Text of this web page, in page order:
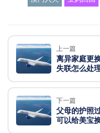
上一篇
离异家庭更
失联怎么处
下一篇
父母的护照
可以给美宝